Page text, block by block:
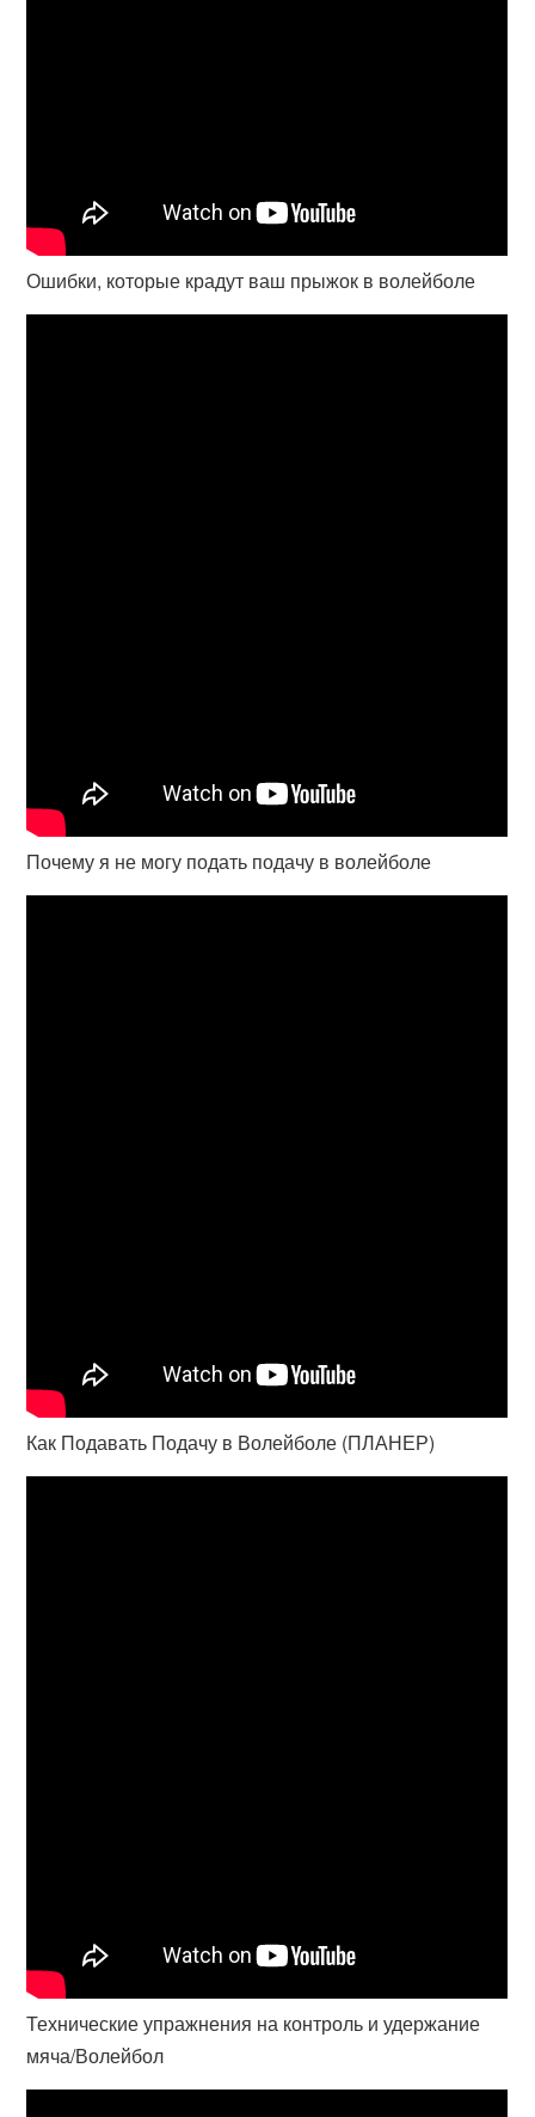
Ошибки, которые крадут ваш прыжок в волейболе
Почему я не могу подать подачу в волейболе
Как Подавать Подачу в Волейболе (ПЛАНЕР)
Технические упражнения на контроль и удержание
мяча/Волейбол